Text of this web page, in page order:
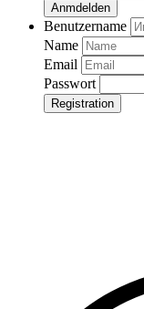
Anmdelden
Benutzername
Name
Email
Passwort
Registration